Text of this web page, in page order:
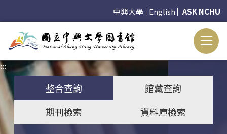
中興大學 English ASK NCHU
:::
整合查詢
館藏查詢
期刊檢索
資料庫檢索